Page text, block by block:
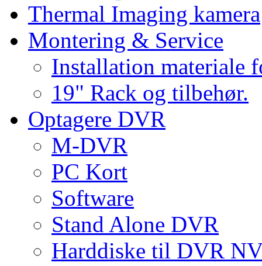
Thermal Imaging kamera
Montering & Service
Installation materiale
19" Rack og tilbehør.
Optagere DVR
M-DVR
PC Kort
Software
Stand Alone DVR
Harddiske til DVR